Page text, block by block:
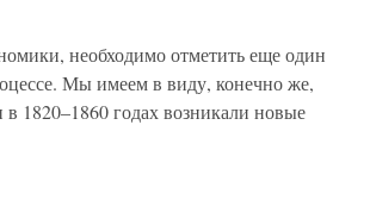
необходимо отметить еще один
Мы имеем в виду, конечно же,
1820–1860 годах возникали новые